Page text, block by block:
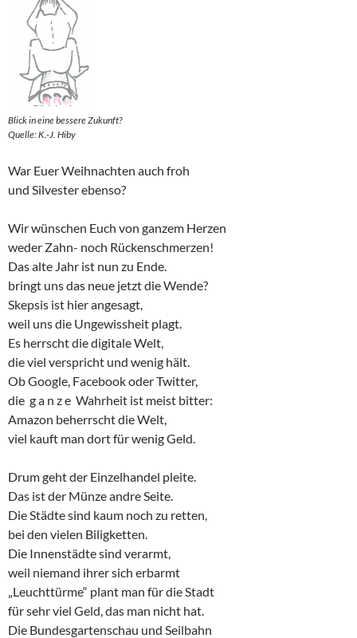
Blick in eine bessere Zukunft?
Quelle: K.-J. Hiby
War Euer Weihnachten auch froh
und Silvester ebenso?
Wir wünschen Euch von ganzem Herzen
weder Zahn- noch Rückenschmerzen!
Das alte Jahr ist nun zu Ende.
bringt uns das neue jetzt die Wende?
Skepsis ist hier angesagt,
weil uns die Ungewissheit plagt.
Es herrscht die digitale Welt,
die viel verspricht und wenig hält.
Ob Google, Facebook oder Twitter,
die g a n z e Wahrheit ist meist bitter:
Amazon beherrscht die Welt,
viel kauft man dort für wenig Geld.
Drum geht der Einzelhandel pleite.
Das ist der Münze andre Seite.
Die Städte sind kaum noch zu retten,
bei den vielen Biligketten.
Die Innenstädte sind verarmt,
weil niemand ihrer sich erbarmt
„Leuchttürme“ plant man für die Stadt
für sehr viel Geld, das man nicht hat.
Die Bundesgartenschau und Seilbahn